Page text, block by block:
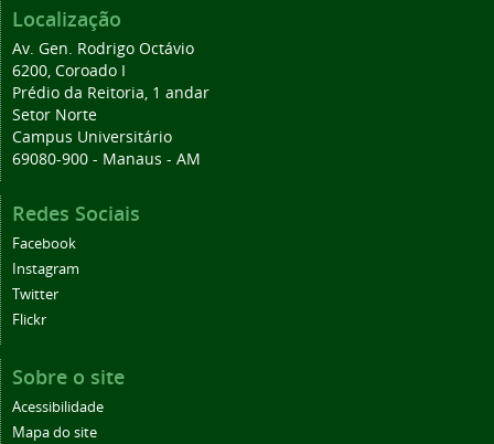
Localização
Av. Gen. Rodrigo Octávio
6200, Coroado I
Prédio da Reitoria, 1 andar
Setor Norte
Campus Universitário
69080-900 - Manaus - AM
Redes Sociais
Facebook
Instagram
Twitter
Flickr
Sobre o site
Acessibilidade
Mapa do site